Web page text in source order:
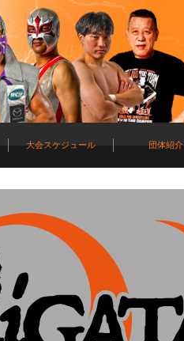
大会スケジュール 団体紹介